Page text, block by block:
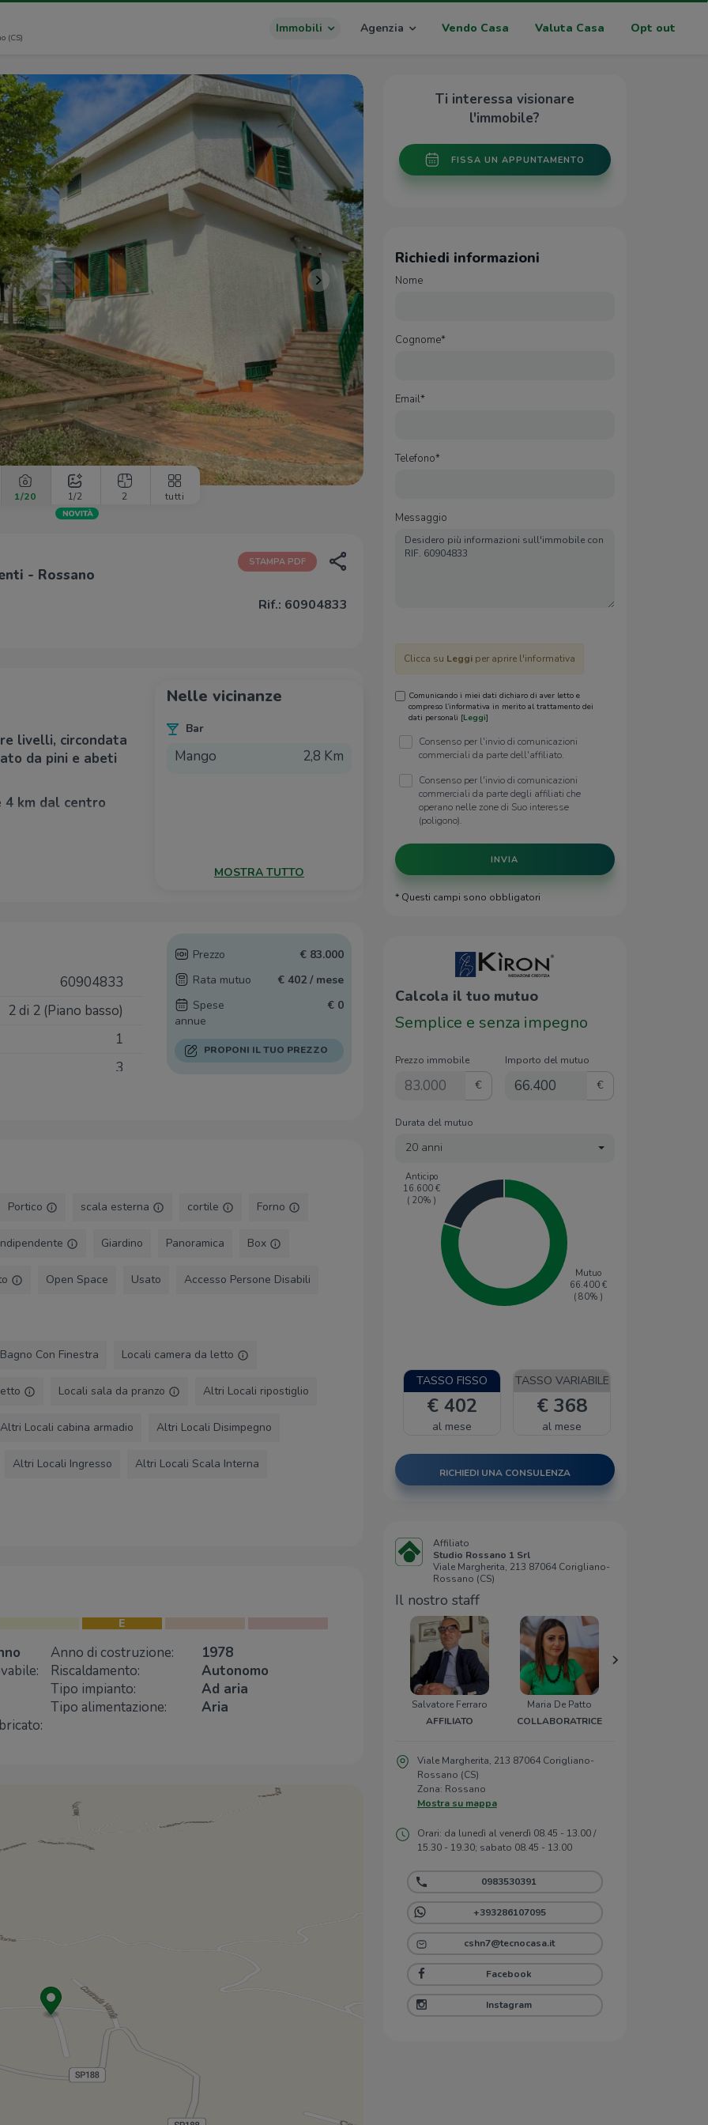
(CS)
Immobili Agenzia Vendo Casa Valuta Casa Opt out
>>
1/20 1/2 2 tutti
- Rossano
STAMPA PDF
Rif.: 60904833
livelli, circondata
da pini e abeti
km dal centro
da letto
pini secolari
unica nel suo
dal caos,
dal lunedì
creditizia in
nei nostri uffici.
Nelle vicinanze
Bar
Mango 2,8 Km
MOSTRA TUTTO
60904833
2 di 2 (Piano basso)
1
3
Prezzo
€ 83.000
Rata mutuo
€ 402 / mese
Spese
annue
€ 0
PROPONI IL TUO PREZZO
Portico scala esterna cortile Forno
Giardino Panoramica Box
Open Space Usato Accesso Persone Disabili
Bagno Con Finestra Locali camera da letto
Locali sala da pranzo Altri Locali ripostiglio
Altri Locali cabina armadio Altri Locali Disimpegno
Altri Locali Ingresso Altri Locali Scala Interna
E
Anno di costruzione:
1978
Riscaldamento:
Autonomo
Tipo impianto:
Ad aria
Tipo alimentazione:
Aria
Ti interessa visionare
l'immobile?
FISSA UN APPUNTAMENTO
Richiedi informazioni
Nome
Cognome*
Email*
Telefono*
Messaggio
Clicca su Leggiper aprire l'informativa
Comunicando i miei dati dichiaro di aver letto e
compreso l’informativa in merito al trattamento dei
dati personali [Leggi]
Consenso per l'invio di comunicazioni
commerciali da parte dell'affiliato.
Consenso per l'invio di comunicazioni
commerciali da parte degli affiliati che
operano nelle zone di Suo interesse
(poligono).
INVIA
* Questi campi sono obbligatori
Calcola il tuo mutuo
Semplice e senza impegno
Prezzo immobile
€
Importo del mutuo
€
Durata del mutuo
20 anni
Anticipo
16.600€
( 20% )
Mutuo
66.400€
( 80% )
TASSO FISSO
€ 402
al mese
TASSO VARIABILE
€ 368
al mese
RICHIEDI UNA CONSULENZA
Affiliato
Studio Rossano 1 Srl
Viale Margherita, 213 87064 Corigliano-
Rossano (CS)
Il nostro staff
Salvatore Ferraro
AFFILIATO
Maria De Patto
COLLABORATRICE
Viale Margherita, 213 87064 Corigliano-
Rossano (CS)
Zona: Rossano
Mostra su mappa
Orari: da lunedì al venerdì 08.45 - 13.00 /
15.30 - 19.30; sabato 08.45 - 13.00
0983530391
+393286107095
cshn7@tecnocasa.it
Facebook
Instagram